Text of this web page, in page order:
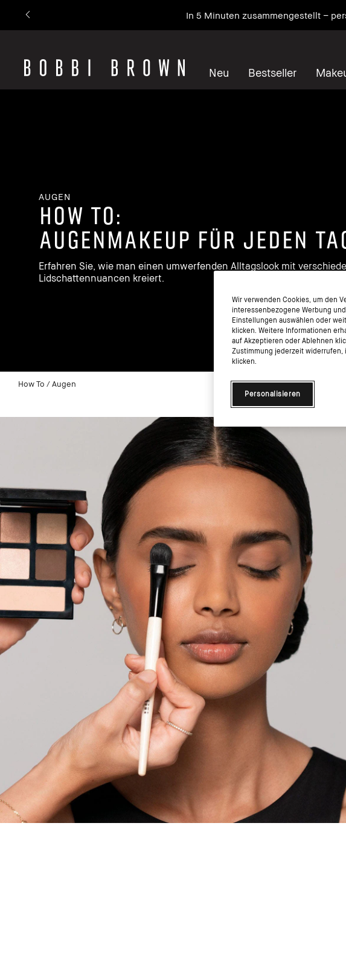
In 5 Minuten zusammengestellt –
Neu Bestseller
AUGEN
how to:
AUGENMAKEUP FÜR JEDEN
Erfahren Sie, wie man einen umwerfenden Alltagslook mit
Lidschattennuancen kreiert.
How To Augen
Wir verwenden Cookies, um den
interessenbezogene Werbung
Einstellungen auswählen oder
klicken. Weitere Informationen
auf Akzeptieren oder Ablehnen
Zustimmung jederzeit widerrufen,
klicken.
Personalisieren